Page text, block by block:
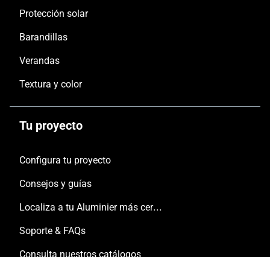
Protección solar
Barandillas
Verandas
Textura y color
Tu proyecto
Configura tu proyecto
Consejos y guías
Localiza a tu Aluminier más cercano
Soporte & FAQs
Consulta nuestros catálogos